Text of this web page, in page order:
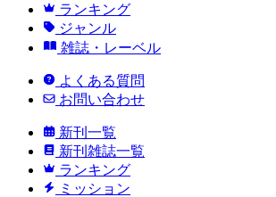
ランキング
ジャンル
雑誌・レーベル
よくある質問
お問い合わせ
新刊一覧
新刊雑誌一覧
ランキング
ミッション